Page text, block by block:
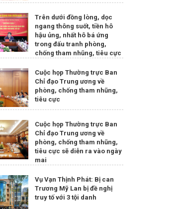
Trên dưới đồng lòng, dọc
ngang thông suốt, tiền hô
hậu ủng, nhất hô bá ứng
trong đấu tranh phòng,
chống tham nhũng, tiêu cực
Cuộc họp Thường trực Ban
Chỉ đạo Trung ương về
phòng, chống tham nhũng,
tiêu cực
Cuộc họp Thường trực Ban
Chỉ đạo Trung ương về
phòng, chống tham nhũng,
tiêu cực sẽ diễn ra vào ngày
mai
Vụ Vạn Thịnh Phát: Bị can
Trương Mỹ Lan bị đề nghị
truy tố với 3 tội danh